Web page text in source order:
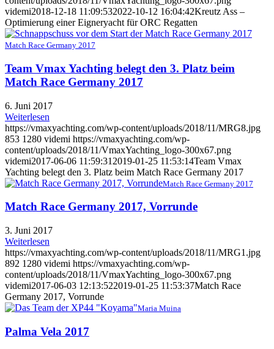
videmi2018-12-18 11:09:532022-10-12 16:04:42Kreutz Ass –
Optimierung einer Eigneryacht für ORC Regatten
Match Race Germany 2017
Team Vmax Yachting belegt den 3. Platz beim
Match Race Germany 2017
6. Juni 2017
Weiterlesen
https://vmaxyachting.com/wp-content/uploads/2018/11/MRG8.jpg
853 1280 videmi https://vmaxyachting.com/wp-
content/uploads/2018/11/VmaxYachting_logo-300x67.png
videmi2017-06-06 11:59:31 2019-01-25 11:53:14Team Vmax
Yachting belegt den 3. Platz beim Match Race Germany 2017
Match Race Germany 2017
Match Race Germany 2017, Vorrunde
3. Juni 2017
Weiterlesen
https://vmaxyachting.com/wp-content/uploads/2018/11/MRG1.jpg
892 1280 videmi https://vmaxyachting.com/wp-
content/uploads/2018/11/VmaxYachting_logo-300x67.png
videmi2017-06-03 12:13:522019-01-25 11:53:37Match Race
Germany 2017, Vorrunde
Maria Muina
Palma Vela 2017